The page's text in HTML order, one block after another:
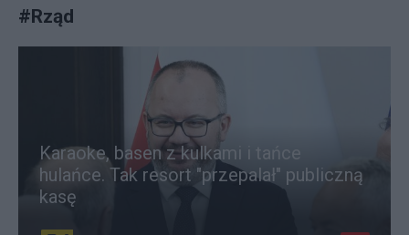
#Rząd
Karaoke, basen z kulkami i tańce
hulańce. Tak resort "przepalał" publiczną
kasę